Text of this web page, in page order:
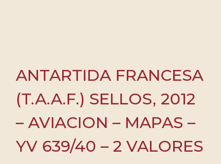
ANTARTIDA FRANCESA
(T.A.A.F.) SELLOS, 2012
– AVIACION – MAPAS –
YV 639/40 – 2 VALORES